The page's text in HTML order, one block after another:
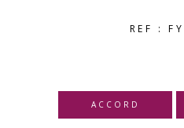
REF :
ACCORD